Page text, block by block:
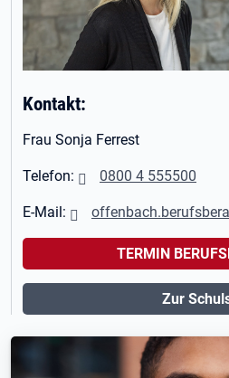
Kontakt:
Frau Sonja Ferrest
Telefon: 0800 4 555500
E-Mail:
TERMIN
Zur